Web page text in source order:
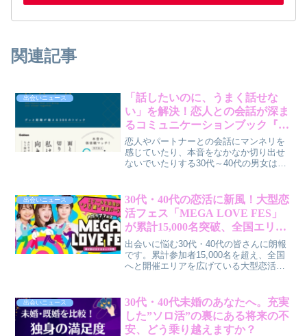
関連記事
出会いニュース
「話したいのに、うまく話せな
い」を解決！恋人との会話が深ま
るコミュニケーションブック『ふ
たりごと』が新登場
恋人やパートナーとの会話にマンネリを
感じていたり、本音をなかなか切り出せ
ないでいたりする30代～40代の男女は少
けとなるコミュニケーションブック『ふ
たりごと グッと距離が縮まる300のトピ
ック』が、学研ホールディングスのグル
ープ会社であるGakkenから2026年3月5日
に発売されました。
出会いニュース
30代・40代の恋活に新風！大型恋
活フェス「MEGA LOVE FES」
が累計15,000名突破、全国エリア
拡大で「メガ級の出会い」をプロ
デュース！
出会いに悩む30代・40代の皆さんに朗報
です。累計参加者15,000名を超え、全国
へと開催エリアを広げている大型恋活フ
イベントがなぜ多くの支持を集めている
のか、その魅力と成功の秘訣に迫りま
す。
出会いニュース
30代・40代未婚のあなたへ。充実
した”ソロ活”の裏にある将来の不
安、どう乗り越えますか？